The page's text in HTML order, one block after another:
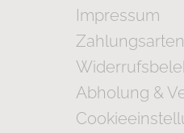
Impressum
Zahlungsarten
Abholung &